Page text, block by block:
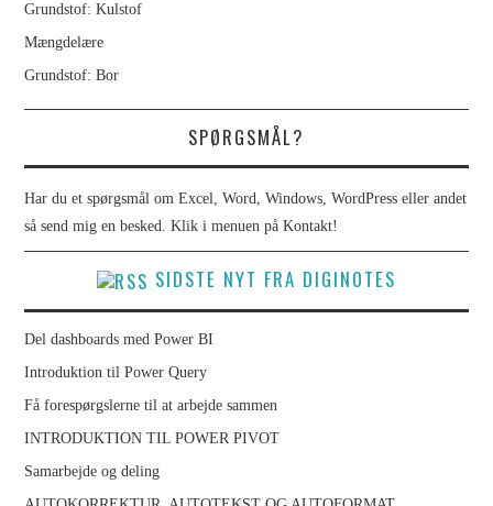
Grundstof: Kulstof
Mængdelære
Grundstof: Bor
SPØRGSMÅL?
Har du et spørgsmål om Excel, Word, Windows, WordPress eller andet
så send mig en besked. Klik i menuen på Kontakt!
SIDSTE NYT FRA DIGINOTES
Del dashboards med Power BI
Introduktion til Power Query
Få forespørgslerne til at arbejde sammen
INTRODUKTION TIL POWER PIVOT
Samarbejde og deling